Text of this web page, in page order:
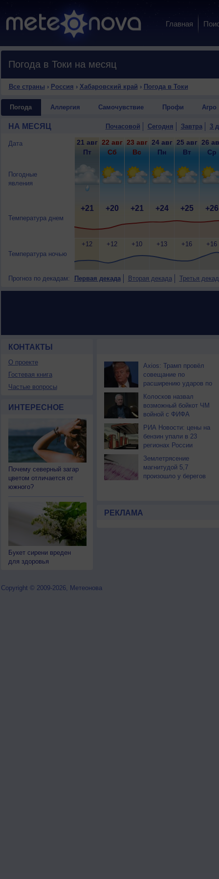
Главная
Погода в Токи на месяц
Все страны › Россия › Хабаровский край › Погода в Токи
Погода Аллергия Самочувствие Профи Агро
НА МЕСЯЦ Почасовой Сегодня Завтра 3
Дата
Погодные
явления
Температура днем
Температура ночью
21 авг
Пт
+21
+12
22 авг
Сб
+20
+12
23 авг
Вс
+21
+10
24 авг
Пн
+24
+13
25 авг
Вт
+25
+16
26
Ср
+26
+16
Прогноз по декадам: Первая декада Вторая декада Третья
КОНТАКТЫ
О проекте
Гостевая книга
Частые вопросы
ИНТЕРЕСНОЕ
Почему северный загар
цветом отличается от
южного?
Букет сирени вреден
для здоровья
НОВОСТИ ПАРТНЕРОВ
Axios: Трамп провёл
совещание по
расширению ударов по
Ирану
Колосков назвал
возможный бойкот ЧМ
войной с ФИФА
РИА Новости: цены на
бензин упали в 23
регионах России
Землетрясение
магнитудой 5,7
произошло у берегов
РЕКЛАМА
Copyright © 2009-2026, Метеонова